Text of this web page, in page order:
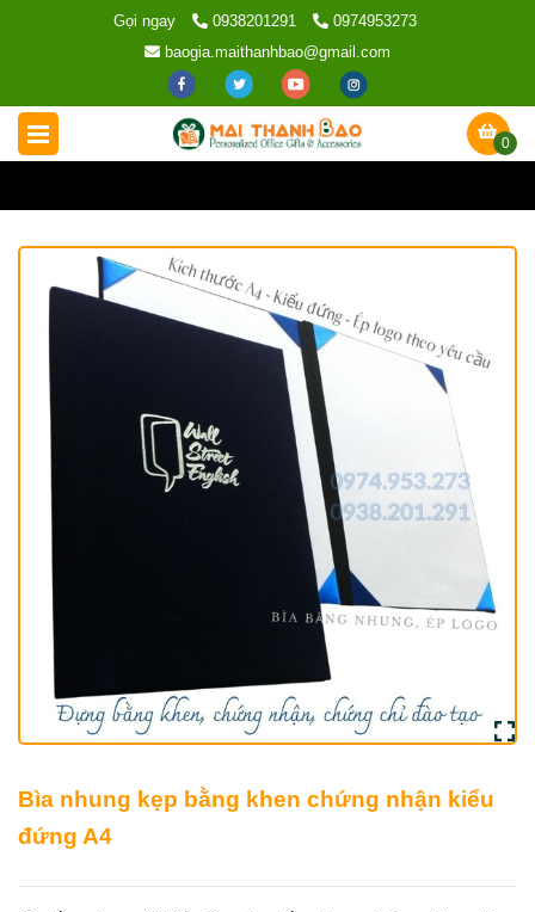
Gọi ngay 0938201291
0974953273
baogia.maithanhbao@gmail.com
0
Bìa nhung kẹp bằng khen chứng nhận kiểu
đứng A4